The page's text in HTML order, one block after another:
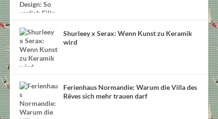
Shurleey x Serax: Wenn Kunst zu Keramik
wird
Ferienhaus Normandie: Warum die Villa des
Rêves sich mehr trauen darf